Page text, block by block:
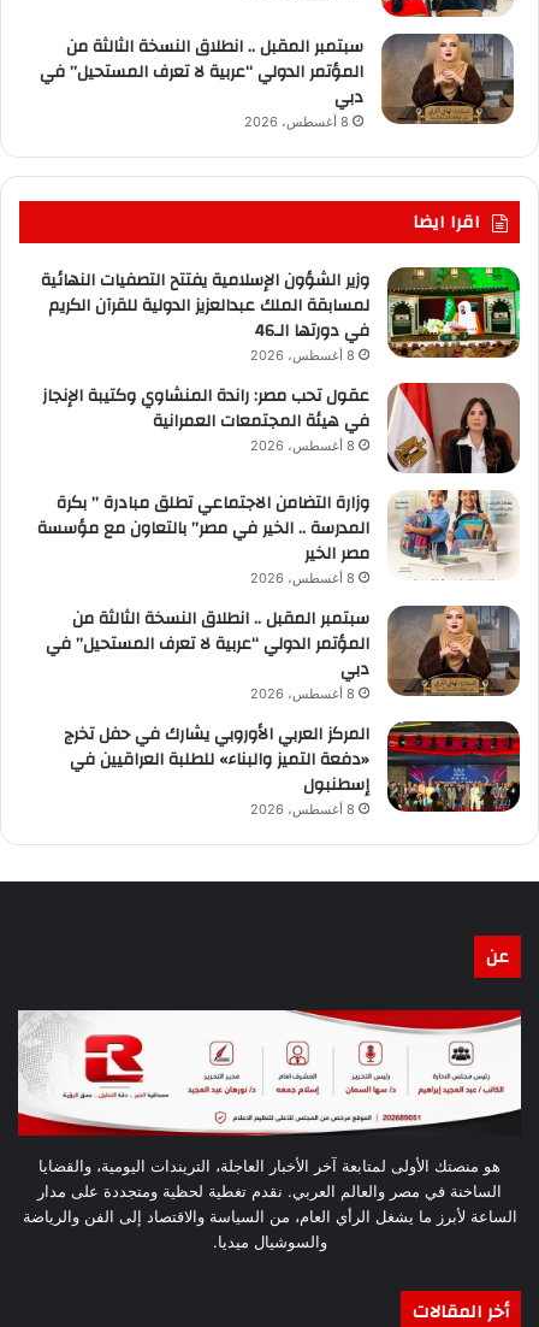
سبتمبر المقبل .. انطلاق النسخة الثالثة من
المؤتمر الدولي “عربية لا تعرف المستحيل” في
دبي
8 أغسطس، 2026
اقرا ايضا
وزير الشؤون الإسلامية يفتتح التصفيات النهائية
لمسابقة الملك عبدالعزيز الدولية للقرآن الكريم
في دورتها الـ46
8 أغسطس، 2026
عقول تحب مصر: راندة المنشاوي وكتيبة الإنجاز
في هيئة المجتمعات العمرانية
8 أغسطس، 2026
وزارة التضامن الاجتماعي تطلق مبادرة ” بكرة
المدرسة .. الخير في مصر” بالتعاون مع مؤسسة
مصر الخير
8 أغسطس، 2026
سبتمبر المقبل .. انطلاق النسخة الثالثة من
المؤتمر الدولي “عربية لا تعرف المستحيل” في
دبي
8 أغسطس، 2026
المركز العربي الأوروبي يشارك في حفل تخرج
«دفعة التميز والبناء» للطلبة العراقيين في
إسطنبول
8 أغسطس، 2026
عن
هو منصتك الأولى لمتابعة آخر الأخبار العاجلة، التريندات اليومية، والقضايا
الساخنة في مصر والعالم العربي. نقدم تغطية لحظية ومتجددة على مدار
الساعة لأبرز ما يشغل الرأي العام، من السياسة والاقتصاد إلى الفن والرياضة
والسوشيال ميديا.
أخر المقالات